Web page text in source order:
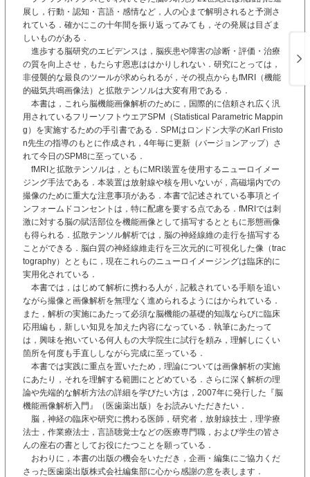
展し，行動・認知・言語・感情など，人の心まで解明されると予測さ
れている．確かにこの十年間を振り返ってみても，その発展は目ざま
しいものがある．
進歩する脳研究のエビデンスは，脳疾患や障害の診断・評価・治療
の質を向上させ，もたらす恩恵ははかりしれない．研究にとっては，
非侵襲的な最良のツールが求められるが，その視点からもfMRI（機能
的磁気共鳴画像法）と拡散テンソルは大変有用である．
本書は，これら脳機能画像解析のために，国際的に信頼され広く汎
用されているフリーソフトウエアSPM（Statistical Parametric Mappin
g）を実施するための手引書である．SPMはロンドン大学のKarl Fristo
n先生の指導のもとに作成され，4年毎に更新（バージョンアップ）さ
れて今日のSPM8に至っている．
fMRIと拡散テンソルは，ともにMRI装置を使用するニューロイメー
ジング手法である．本装置は放射線や核を用いないが，高磁場内での
撮像のために重大な注意事項がある．本書で記述されている事項とイ
ンフォームドコンセントは，特に配慮を要する点である．fMRIでは刺
激に対する脳の賦活部位を機能画像として描写するとともに形態画像
も得られる．拡散テンソル解析では，脳の神経線維の走行を描写する
ことができる．脳白質の神経線維走行を三次元的に可視化した像（trac
tography）とともに，現在これらのニューロイメージングは臨床的に
実用化されている．
本書では，はじめて解析に携わる人が，記載されている手順を追い
ながら撮像と画像解析を無理なく進められるようにはかられている．
また，解析の実施にあたって必須な脳機能の基礎的知識ならびに臨床
応用編も，新しい知見を加えた内容になっている．執筆にあたって
は，興味を抱いている何人もの大学院生に試行を頼み，理解しにくい
箇所を何度も手直ししながら完成に至っている．
本書では実践に重点を置いたため，理論については画像解析の実施
にあたり，それを理解する範囲にとどめている．さらに深く解析の理
論や先端的な解析方法の詳細を学びたい方は，2007年に発行した『脳
機能画像解析入門』（医歯薬出版）をお読みいただきたい．
脳，神経の臨床や研究に携わる医師，研究者，放射線技士，理学療
法士，作業療法士，言語聴覚士などの医療専門職，および学生の皆さ
んの座右の書としてお役にたつことを願っている．
おわりに，本書の出版の機会をいただき，企画・編集にご協力くだ
さった医歯薬出版株式会社編集部に心から感謝の意を表します．